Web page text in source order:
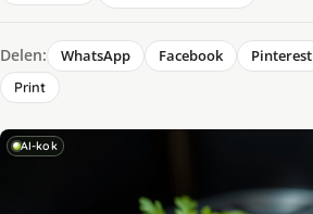
Delen: WhatsApp Facebook Pinterest
Print
AI-kok